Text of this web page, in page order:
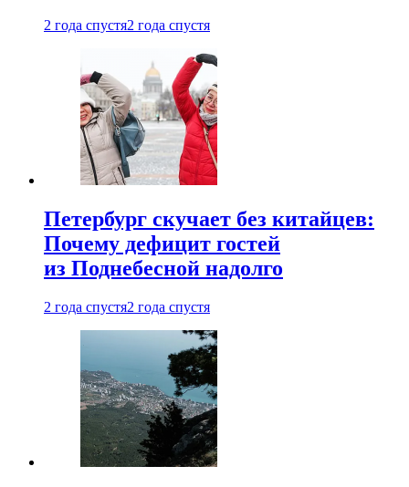
2 года спустя2 года спустя
Петербург скучает без китайцев:
Почему дефицит гостей
из Поднебесной надолго
2 года спустя2 года спустя